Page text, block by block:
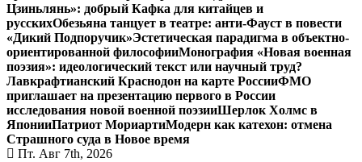
Цзиньлянь»: добрый Кафка для китайцев и
русскихОбезьяна танцует в театре: анти-Фауст в повести
«Дикий Подпоручик»Эстетическая парадигма в объектно-
ориентированной философииМонография «Новая военная
поэзия»: идеологический текст или научный труд?
Лавкрафтианский Краснодон на карте РоссииФМО
приглашает на презентацию первого в России
исследования новой военной поэзииШерлок Холмс в
ЯпонииПатриот МориартиМодерн как катехон: отмена
Страшного суда в Новое время
Пт. Авг 7th, 2026